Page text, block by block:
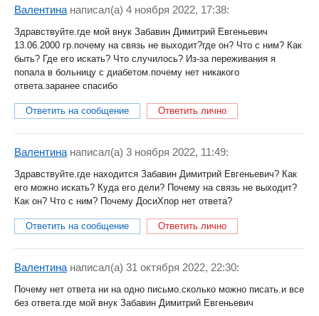
Валентина написал(a) 4 ноября 2022, 17:38:
Здравствуйте.где мой внук Забавин Димитрий Евгеньевич
13.06.2000 гр.почему на связь не выходит?где он? Что с ним? Как
быть? Где его искать? Что случилось? Из-за переживания я
попала в больницу с диабетом.почему нет никакого
ответа.заранее спасибо
Ответить на сообщение Ответить лично
Валентина написал(a) 3 ноября 2022, 11:49:
Здравствуйте.где находится Забавин Димитрий Евгеньевич? Как
его можно искать? Куда его дели? Почему на связь не выходит?
Как он? Что с ним? Почему ДосиХпор нет ответа?
Ответить на сообщение Ответить лично
Валентина написал(a) 31 октября 2022, 22:30:
Почему нет ответа ни на одно письмо.сколько можно писать.и все
без ответа.где мой внук Забавин Димитрий Евгеньевич